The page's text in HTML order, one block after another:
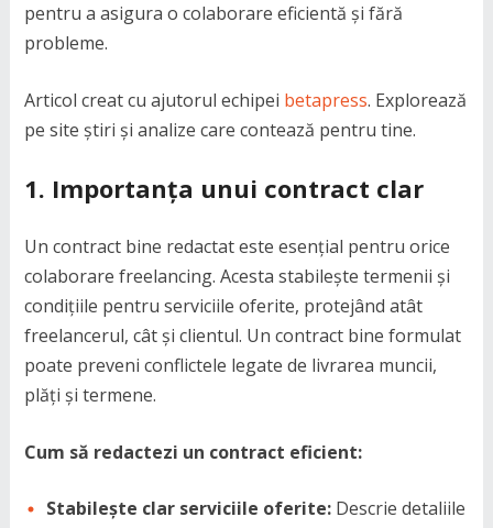
pentru a asigura o colaborare eficientă și fără
probleme.
Articol creat cu ajutorul echipei betapress. Explorează
pe site știri și analize care contează pentru tine.
1. Importanța unui contract clar
Un contract bine redactat este esențial pentru orice
colaborare freelancing. Acesta stabilește termenii și
condițiile pentru serviciile oferite, protejând atât
freelancerul, cât și clientul. Un contract bine formulat
poate preveni conflictele legate de livrarea muncii,
plăți și termene.
Cum să redactezi un contract eficient:
Stabilește clar serviciile oferite:Descrie detaliile